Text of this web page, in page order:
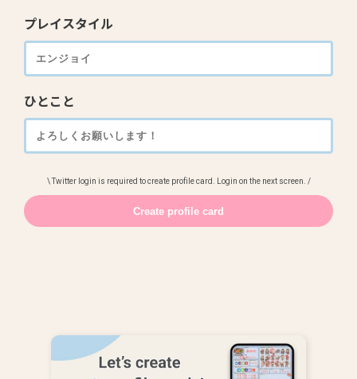
プレイスタイル
ひとこと
\ Twitter login is required to create profile card. Login on the next screen. /